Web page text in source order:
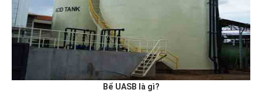
Bể UASB là gì?